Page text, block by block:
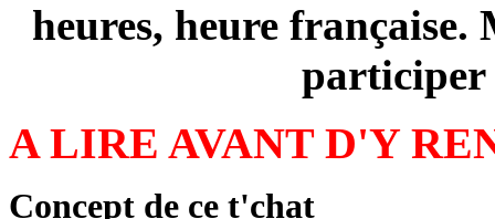
heures, heure française.
participer
A LIRE AVANT D'Y
Concept de ce t'chat